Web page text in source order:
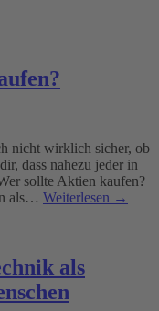
nicht wirklich sicher, ob
dass nahezu jeder in
sollte Aktien kaufen?
als… Weiterlesen →
als